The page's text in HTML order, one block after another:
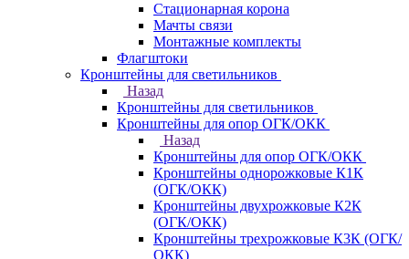
Стационарная корона
Мачты связи
Монтажные комплекты
Флагштоки
Кронштейны для светильников
Назад
Кронштейны для светильников
Кронштейны для опор ОГК/ОКК
Назад
Кронштейны для опор ОГК/ОКК
Кронштейны однорожковые К1К
(ОГК/ОКК)
Кронштейны двухрожковые К2К
(ОГК/ОКК)
Кронштейны трехрожковые К3К (ОГК/
ОКК)